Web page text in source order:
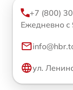
+7 (800)
Ежедневно с
ул.